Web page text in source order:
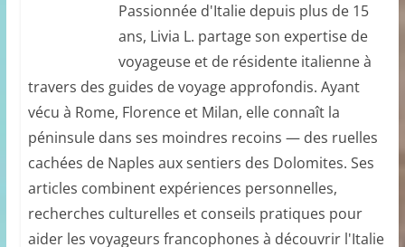
Passionnée d'Italie depuis plus de 15
ans, Livia L. partage son expertise de
voyageuse et de résidente italienne à
travers des guides de voyage approfondis. Ayant
vécu à Rome, Florence et Milan, elle connaît la
péninsule dans ses moindres recoins — des ruelles
cachées de Naples aux sentiers des Dolomites. Ses
articles combinent expériences personnelles,
recherches culturelles et conseils pratiques pour
aider les voyageurs francophones à découvrir l'Italie